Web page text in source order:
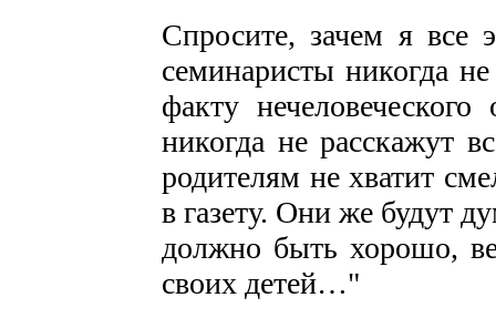
Спросите, зачем я все
семинаристы никогда
факту
никогда не расскажут
родителям не хватит
в газету. Они же будут
должно быть хорошо,
своих детей…"